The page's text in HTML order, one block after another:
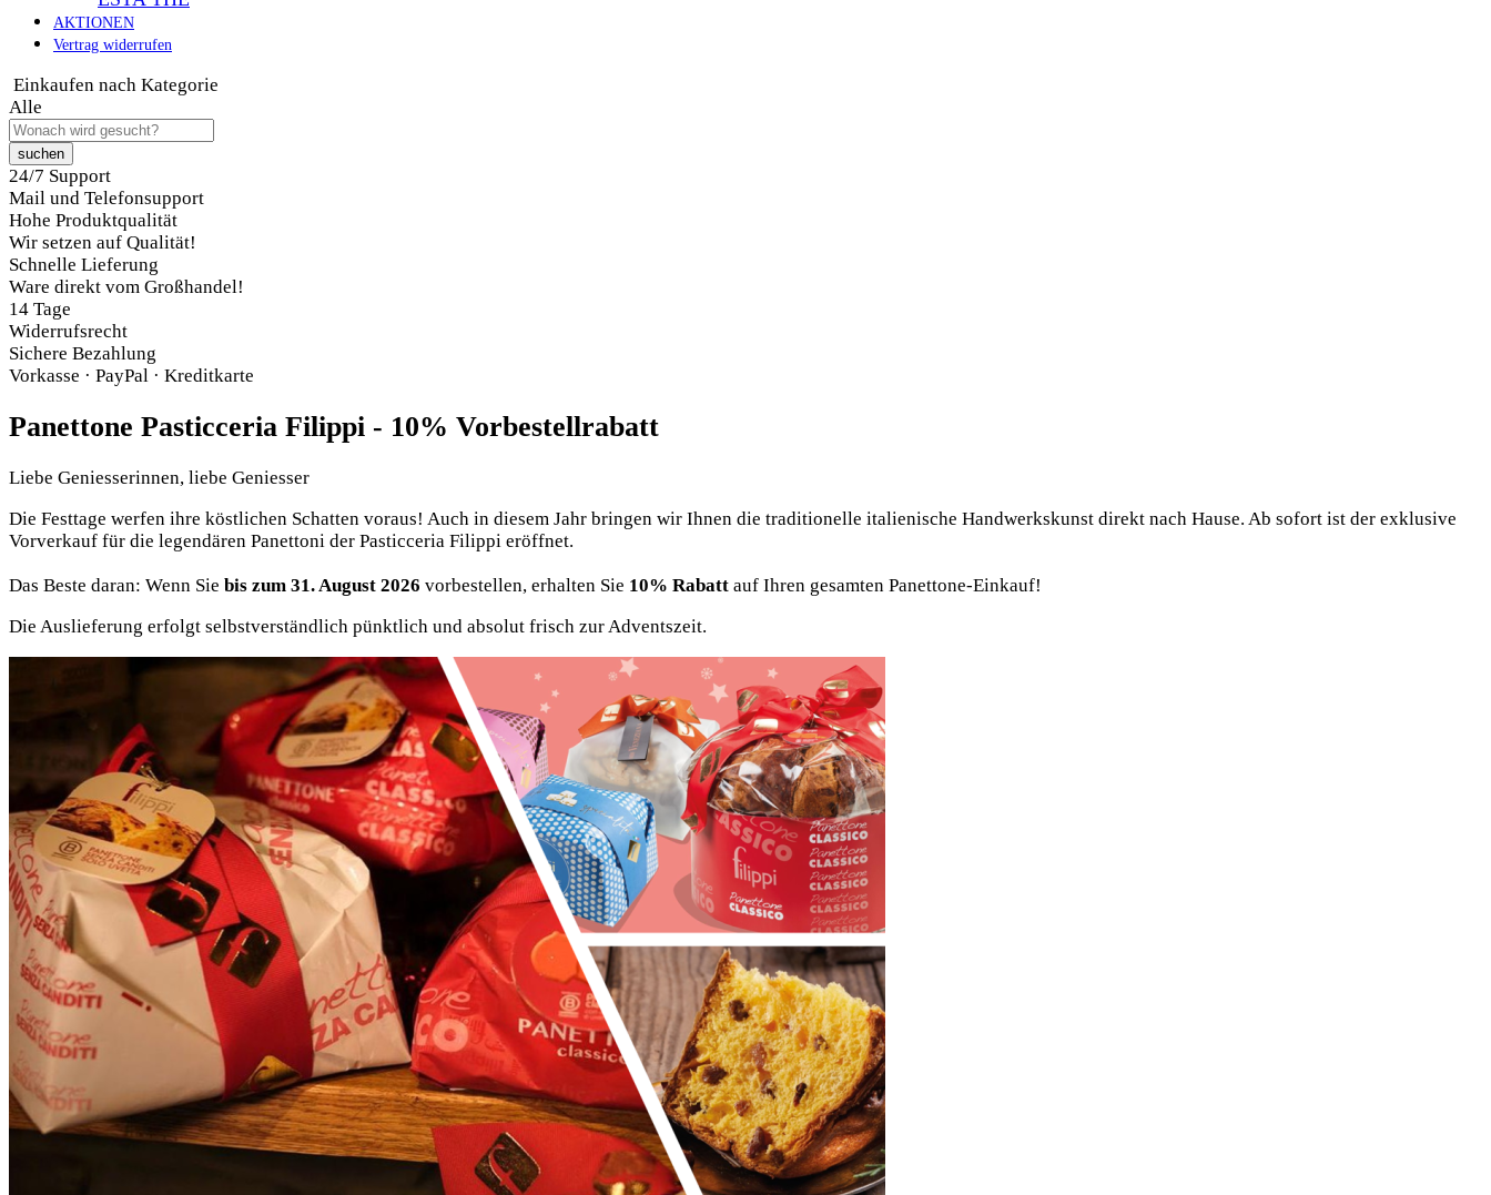
AKTIONEN
Vertrag widerrufen
Einkaufen nach Kategorie
Alle
suchen
24/7 Support
Mail und Telefonsupport
Hohe Produktqualität
Wir setzen auf Qualität!
Schnelle Lieferung
Ware direkt vom Großhandel!
14 Tage
Widerrufsrecht
Sichere Bezahlung
Vorkasse · PayPal · Kreditkarte
Panettone Pasticceria Filippi - 10% Vorbestellrabatt
Liebe Geniesserinnen, liebe Geniesser
Die Festtage werfen ihre köstlichen Schatten voraus! Auch in diesem Jahr bringen wir Ihnen die traditionelle italienische Handwerkskunst direkt nach Hause. Ab sofort ist der exklusive
Vorverkauf für die legendären Panettoni der Pasticceria Filippi eröffnet.
Das Beste daran: Wenn Sie bis zum 31. August 2026 vorbestellen, erhalten Sie 10% Rabatt auf Ihren gesamten Panettone-Einkauf!
Die Auslieferung erfolgt selbstverständlich pünktlich und absolut frisch zur Adventszeit.